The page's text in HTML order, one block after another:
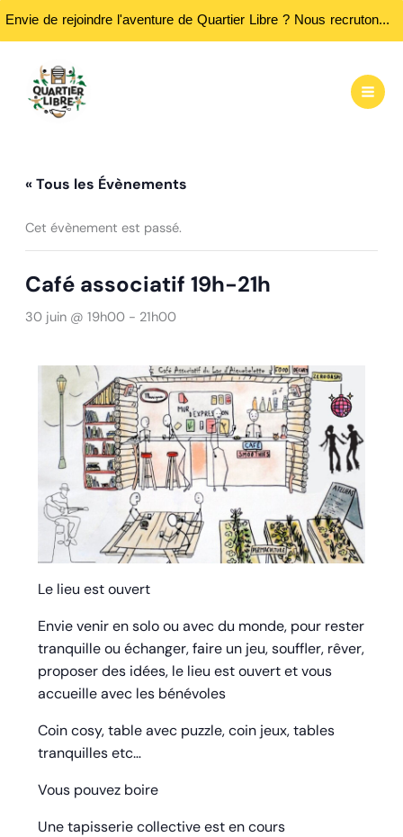
Envie de rejoindre l'aventure de Quartier Libre ? Nous recrutons des bénévoles ! Passez nous rencontrer aux heures d'ouvertures...
contenu
« Tous les Évènements
Cet évènement est passé.
Café associatif 19h-21h
30 juin @ 19h00- 21h00
Le lieu est ouvert
Envie venir en solo ou avec du monde, pour rester
tranquille ou échanger, faire un jeu, souffler, rêver,
proposer des idées, le lieu est ouvert et vous
accueille avec les bénévoles
Coin cosy, table avec puzzle, coin jeux, tables
tranquilles etc…
Vous pouvez boire
Une tapisserie collective est en cours